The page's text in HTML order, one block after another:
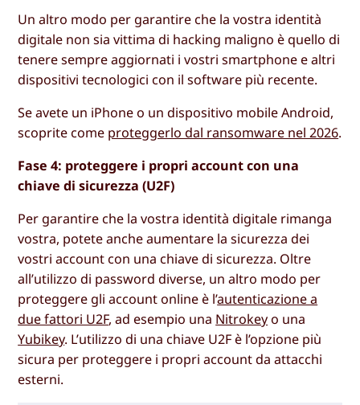
Un altro modo per garantire che la vostra identità
digitale non sia vittima di hacking maligno è quello di
tenere sempre aggiornati i vostri smartphone e altri
dispositivi tecnologici con il software più recente.
Se avete un iPhone o un dispositivo mobile Android,
scoprite come proteggerlo dal ransomware nel 2026.
Fase 4: proteggere i propri account con una
chiave di sicurezza (U2F)
Per garantire che la vostra identità digitale rimanga
vostra, potete anche aumentare la sicurezza dei
vostri account con una chiave di sicurezza. Oltre
all’utilizzo di password diverse, un altro modo per
proteggere gli account online è l’autenticazione a
due fattori U2F, ad esempio una Nitrokey o una
Yubikey. L’utilizzo di una chiave U2F è l’opzione più
sicura per proteggere i propri account da attacchi
esterni.